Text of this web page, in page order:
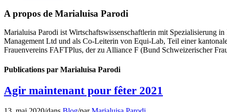
A propos de Marialuisa Parodi
Marialuisa Parodi ist Wirtschaftswissenschaftlerin mit Spezialisierung
Management Ltd und als Co-Leiterin von Equi-Lab, Teil einer
Frauenvereins FAFTPlus, der zu Alliance F (Bund Schweizerischer
Publications par Marialuisa Parodi
Agir maintenant pour fêter 2021